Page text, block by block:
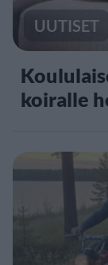
UUTISET
koiralle